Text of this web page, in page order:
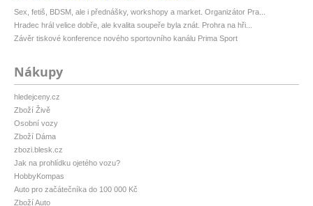
Sex, fetiš, BDSM, ale i přednášky, workshopy a market. Organizátor Pra...
Hradec hrál velice dobře, ale kvalita soupeře byla znát. Prohra na hři...
Závěr tiskové konference nového sportovního kanálu Prima Sport
Nákupy
hledejceny.cz
Zboží Živě
Osobní vozy
Zboží Dáma
zbozi.blesk.cz
Jak na prohlídku ojetého vozu?
HobbyKompas
Auto pro začátečníka do 100 000 Kč
Zboží Auto